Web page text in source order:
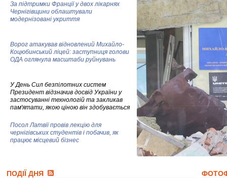
За підтримки Франції у двох лікарнях
Чернігівщини облаштували
модернізовані укриття
Ворог атакував відновлений Михайло-
Коцюбинський ліцей: заступниця голови
ОДА оглянула масштаби руйнувань
У День Сил безпілотних систем
Президент відзначив досвід України у
застосуванні технологій та закликав
пам'ятати, якою ціною він здобувається
Посол Латвії провів лекцію для
чернігівських студентів і побачив, як
працює місцевий бізнес
колекцію про війну, емоції та тварин
ПОДІЇ ДНЯ